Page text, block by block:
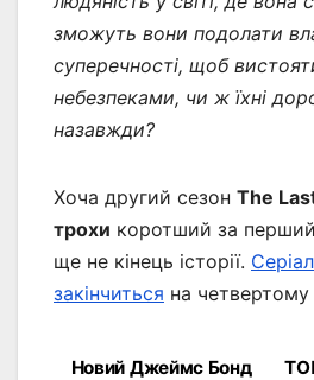
зможуть вони подолати
суперечності, щоб
небезпеками, чи ж їхні
назавжди?
Хоча другий сезон The
трохи коротший за
ще не кінець історії.
закінчиться на четвертому
Новий Джеймс Бонд